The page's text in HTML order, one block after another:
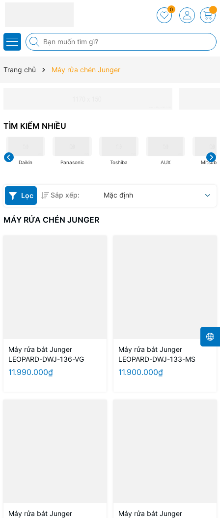
0
Trang chủ Máy rửa chén Junger
TÌM KIẾM NHIỀU
Daikin Panasonic Toshiba AUX
Lọc Sắp xếp: Mặc định
MÁY RỬA CHÉN JUNGER
Máy rửa bát Junger
LEOPARD-DWJ-136-VG
11.990.000₫
Máy rửa bát Junger
LEOPARD-DWJ-133-MS
11.900.000₫
Máy rửa bát Junger
Máy rửa bát Junger